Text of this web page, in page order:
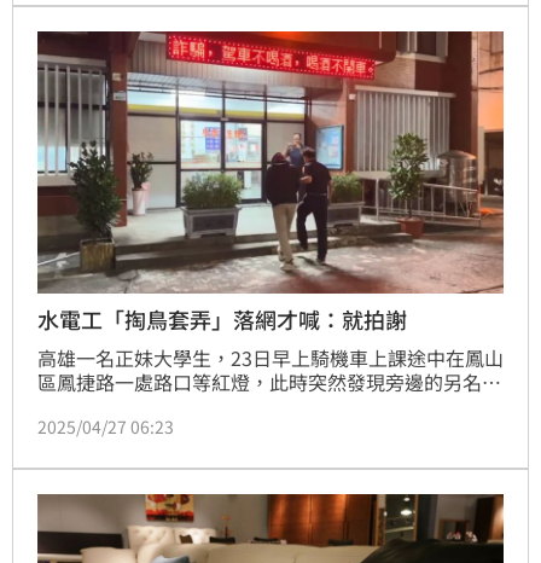
小萱達成和解，二審法官改判3年6月徒刑，全案仍可上
訴。
水電工「掏鳥套弄」落網才喊：就拍謝
高雄一名正妹大學生，23日早上騎機車上課途中在鳳山
區鳳捷路一處路口等紅燈，此時突然發現旁邊的另名機
多日調查後，26日晚間將涉有重嫌的李姓水電工查緝到
然猥褻等罪嫌送辦。
2025/04/27 06:23